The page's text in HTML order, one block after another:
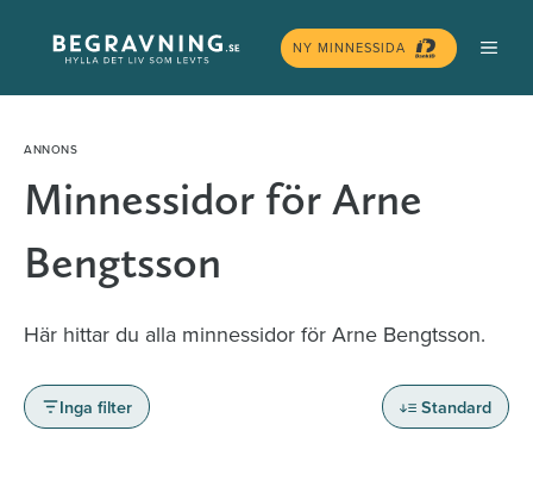
innehåll
NY MINNESSIDA
Minnessidor för Arne
Bengtsson
Här hittar du alla minnessidor för Arne Bengtsson.
Inga filter Standard